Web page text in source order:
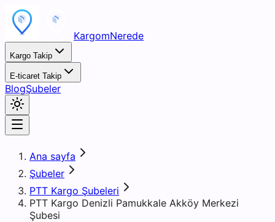
KargomNerede
Kargo Takip
E-ticaret Takip
BlogŞubeler
Ana sayfa
Şubeler
PTT Kargo Şubeleri
PTT Kargo Denizli Pamukkale Akköy Merkezi
Şubesi